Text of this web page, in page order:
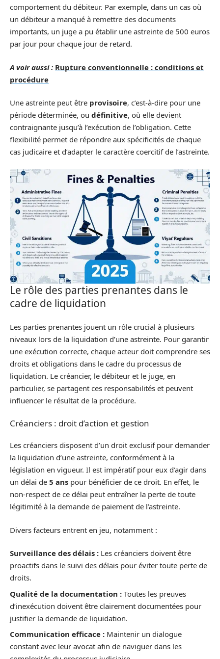
comportement du débiteur. Par exemple, dans un cas où
un débiteur a manqué à remettre des documents
importants, un juge a pu établir une astreinte de 500 euros
par jour pour chaque jour de retard.
A voir aussi : Rupture conventionnelle : conditions et
procédure
Une astreinte peut être provisoire, c’est-à-dire pour une
période déterminée, ou définitive, où elle devient
contraignante jusqu’à l’exécution de l’obligation. Cette
flexibilité permet de répondre aux spécificités de chaque
cas judicaire et d’adapter le caractère coercitif de l’astreinte.
Le rôle des parties prenantes dans le
cadre de liquidation
Les parties prenantes jouent un rôle crucial à plusieurs
niveaux lors de la liquidation d’une astreinte. Pour garantir
une exécution correcte, chaque acteur doit comprendre ses
droits et obligations dans le cadre du processus de
liquidation. Le créancier, le débiteur et le juge, en
particulier, se partagent ces responsabilités et peuvent
influencer le résultat de la procédure.
Créanciers : droit d’action et gestion
Les créanciers disposent d’un droit exclusif pour demander
la liquidation d’une astreinte, conformément à la
législation en vigueur. Il est impératif pour eux d’agir dans
un délai de 5 ans pour bénéficier de ce droit. En effet, le
non-respect de ce délai peut entraîner la perte de toute
légitimité à la demande de paiement de l’astreinte.
Divers facteurs entrent en jeu, notamment :
Surveillance des délais : Les créanciers doivent être
proactifs dans le suivi des délais pour éviter toute perte de
droits.
Qualité de la documentation : Toutes les preuves
d’inexécution doivent être clairement documentées pour
justifier la demande de liquidation.
Communication efficace : Maintenir un dialogue
constant avec leur avocat afin de naviguer dans les